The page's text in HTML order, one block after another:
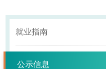
就业指南
公示信息